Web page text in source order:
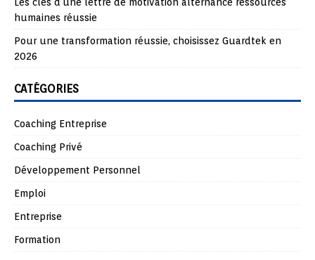
humaines réussie
Pour une transformation réussie, choisissez Guardtek en
2026
CATÉGORIES
Coaching Entreprise
Coaching Privé
Développement Personnel
Emploi
Entreprise
Formation